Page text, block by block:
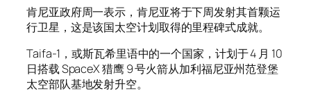
肯尼亚政府周一表示，肯尼亚将于下周发射其首颗运
行卫星，这是该国太空计划取得的里程碑式成就。
Taifa-1，或斯瓦希里语中的一个国家，计划于 4 月 10
日搭载 SpaceX 猎鹰 9 号火箭从加利福尼亚州范登堡
太空部队基地发射升空。